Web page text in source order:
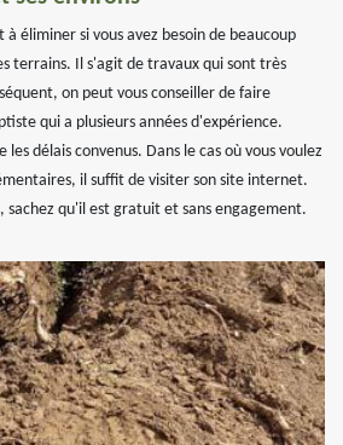
à éliminer si vous avez besoin de beaucoup
terrains. Il s'agit de travaux qui sont très
on peut vous conseiller de faire
qui a plusieurs années d'expérience.
délais convenus. Dans le cas où vous voulez
il suffit de visiter son site internet.
sachez qu'il est gratuit et sans engagement.